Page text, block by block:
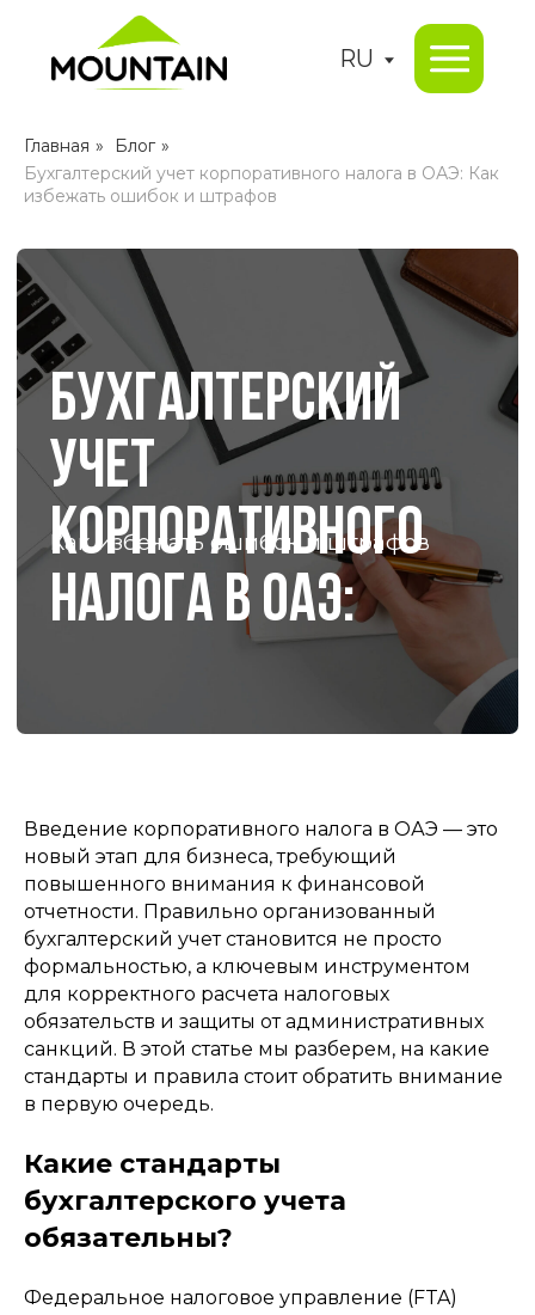
Главная » Блог »
Бухгалтерский учет корпоративного налога в ОАЭ: Как
избежать ошибок и штрафов
БУХГАЛТЕРСКИЙ
УЧЕТ
КОРПОРАТИВНОГО
НАЛОГА В ОАЭ:
Как избежать ошибок и штрафов
Введение корпоративного налога в ОАЭ — это
новый этап для бизнеса, требующий
повышенного внимания к финансовой
отчетности. Правильно организованный
бухгалтерский учет становится не просто
формальностью, а ключевым инструментом
для корректного расчета налоговых
обязательств и защиты от административных
санкций. В этой статье мы разберем, на какие
стандарты и правила стоит обратить внимание
в первую очередь.
Какие стандарты
бухгалтерского учета
обязательны?
Федеральное налоговое управление (FTA)